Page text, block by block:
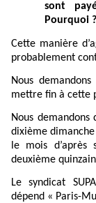
sont
Pourquoi
Cette manière
probablement
Nous
mettre fin à cette
Nous
dixième
le mois
deuxième
Le syndicat
dépend « Paris-